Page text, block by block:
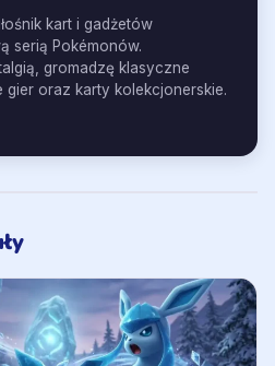
kart i gadżetów
serią Pokémonów.
gromadzę klasyczne
gier oraz karty kolekcjonerskie.